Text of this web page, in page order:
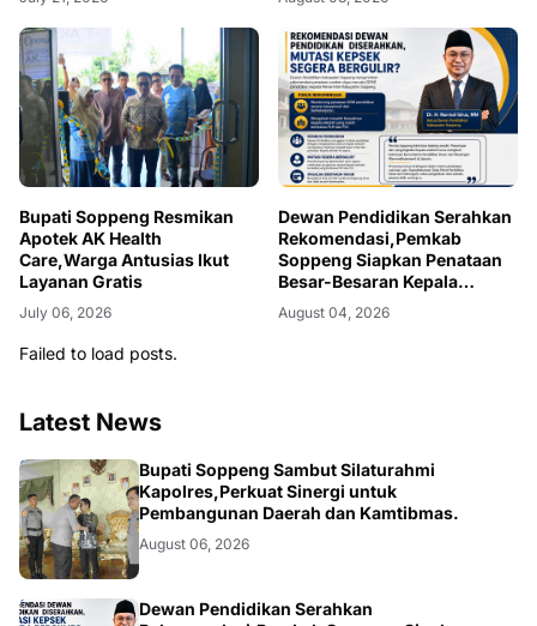
Bupati Soppeng Resmikan
Apotek AK Health
Care,Warga Antusias Ikut
Layanan Gratis
July 06, 2026
Dewan Pendidikan Serahkan
Rekomendasi,Pemkab
Soppeng Siapkan Penataan
Besar-Besaran Kepala
Sekolah
August 04, 2026
Failed to load posts.
Latest News
NEWS
Bupati Soppeng Sambut Silaturahmi
Kapolres,Perkuat Sinergi untuk
Pembangunan Daerah dan Kamtibmas.
August 06, 2026
Dewan Pendidikan Serahkan